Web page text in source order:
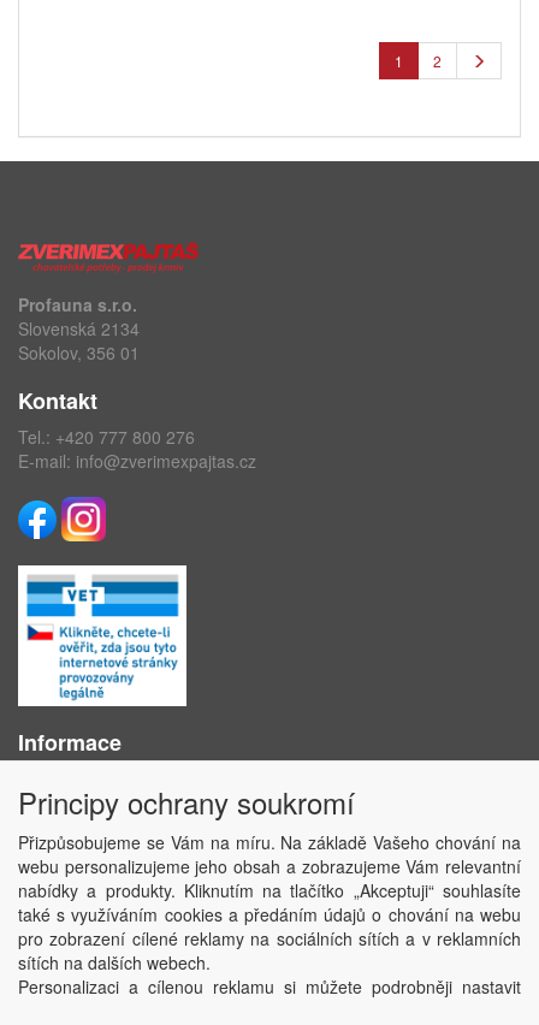
1 2
Profauna s.r.o.
Slovenská 2134
Sokolov, 356 01
Kontakt
Tel.: +420 777 800 276
E-mail: info@zverimexpajtas.cz
Informace
Obchodní podmínky
Ochrana osobních údajů
Kontakt
Losování účtenek
Aktuality
Nastavení soukromí
Copyright © ABRA Software a.s. 2020
Principy ochrany soukromí
Přizpůsobujeme se Vám na míru. Na základě Vašeho chování na
webu personalizujeme jeho obsah a zobrazujeme Vám relevantní
nabídky a produkty. Kliknutím na tlačítko „Akceptuji“ souhlasíte
také s využíváním cookies a předáním údajů o chování na webu
pro zobrazení cílené reklamy na sociálních sítích a v reklamních
sítích na dalších webech.
Personalizaci a cílenou reklamu si můžete podrobněji nastavit